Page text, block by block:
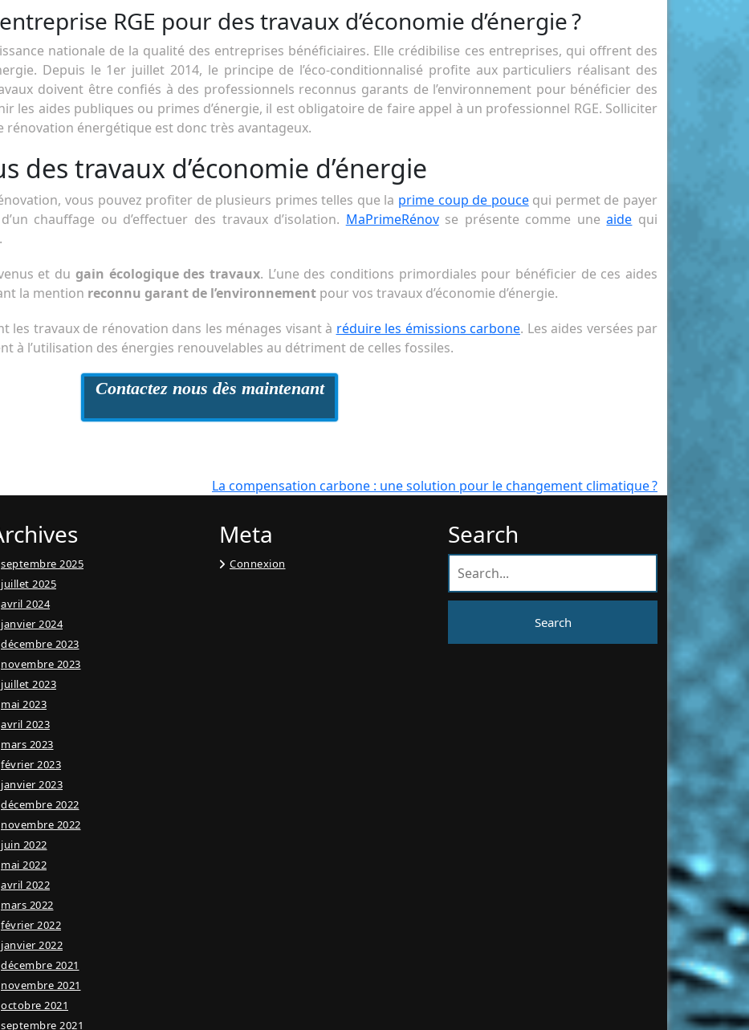
RGE pour des travaux d’économie d’énergie ?
nationale de la qualité des entreprises bénéficiaires. Elle crédibilise ces entreprises, qui offrent des
Depuis le 1er juillet 2014, le principe de l’éco-conditionnalisé profite aux particuliers réalisant des
doivent être confiés à des professionnels reconnus garants de l’environnement pour bénéficier des
les aides publiques ou primes d’énergie, il est obligatoire de faire appel à un professionnel RGE. Solliciter
rénovation énergétique est donc très avantageux.
des travaux d’économie d’énergie
vous pouvez profiter de plusieurs primes telles que la prime coup de poucequi permet de payer
chauffage ou d’effectuer des travaux d’isolation. MaPrimeRénovse présente comme uneaide qui
et du gain écologique des travaux. L’une des conditions primordiales pour bénéficier de ces aides
la mention reconnu garant de l’environnement pour vos travaux d’économie d’énergie.
les travaux de rénovation dans les ménages visant à réduire les émissions carbone. Les aides versées par
à l’utilisation des énergies renouvelables au détriment de celles fossiles.
Contactez nous dès maintenant
La compensation carbone : une solution pour le changement climatique ?
septembre 2025
juillet 2025
avril 2024
janvier 2024
décembre 2023
novembre 2023
juillet 2023
mai 2023
avril 2023
mars 2023
février 2023
janvier 2023
décembre 2022
novembre 2022
juin 2022
mai 2022
avril 2022
mars 2022
février 2022
janvier 2022
décembre 2021
novembre 2021
octobre 2021
septembre 2021
Meta
Connexion
Search